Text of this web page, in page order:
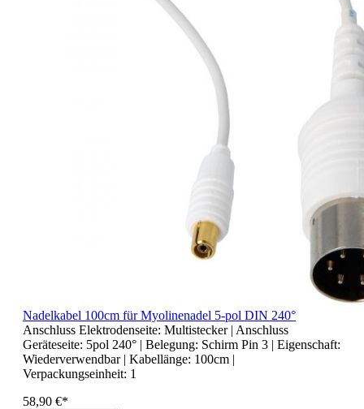
Nadelkabel 100cm für Myolinenadel 5-pol DIN 240°
Anschluss Elektrodenseite: Multistecker | Anschluss
Geräteseite: 5pol 240° | Belegung: Schirm Pin 3 | Eigenschaft:
Wiederverwendbar | Kabellänge: 100cm |
Verpackungseinheit: 1
58,90 €*